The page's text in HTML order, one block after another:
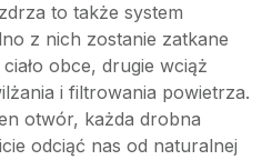
to także system
z nich zostanie zatkane
obce, drugie wciąż
i filtrowania powietrza.
otwór, każda drobna
odciąć nas od naturalnej